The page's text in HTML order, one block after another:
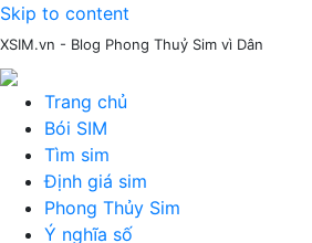
Skip to content
XSIM.vn - Blog Phong Thuỷ Sim vì Dân
Trang chủ
Bói SIM
Tìm sim
Định giá sim
Phong Thủy Sim
Ý nghĩa số